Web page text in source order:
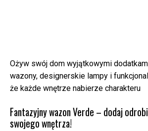
Ożyw swój dom wyjątkowymi
wazony, designerskie lampy i
że każde wnętrze nabierze charakteru
Fantazyjny wazon Verde – dodaj
swojego wnętrza!